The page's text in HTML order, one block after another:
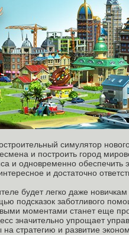
симулятор
и построить город
и одновременно обеспечить
и достаточно
будет легко даже
подсказок заботливого
моментами станет еще
значительно упрощает
на стратегию и развитие